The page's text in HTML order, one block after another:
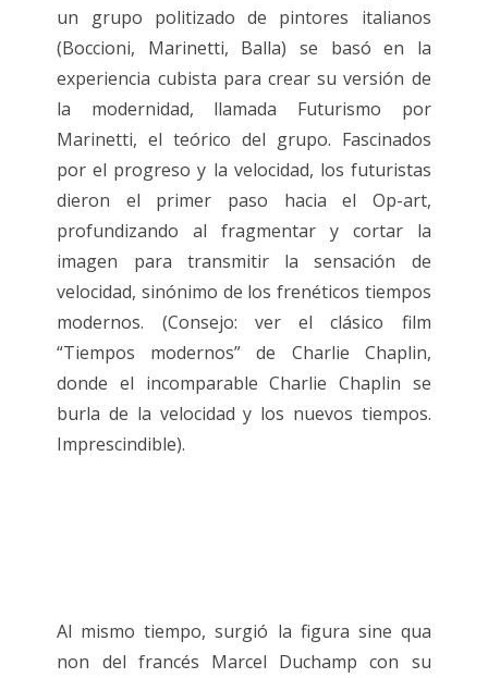
un grupo politizado de pintores italianos
(Boccioni, Marinetti, Balla) se basó en la
experiencia cubista para crear su versión de
la modernidad, llamada Futurismo por
Marinetti, el teórico del grupo. Fascinados
por el progreso y la velocidad, los futuristas
dieron el primer paso hacia el Op-art,
profundizando al fragmentar y cortar la
imagen para transmitir la sensación de
velocidad, sinónimo de los frenéticos tiempos
modernos. (Consejo: ver el clásico film
“Tiempos modernos” de Charlie Chaplin,
donde el incomparable Charlie Chaplin se
burla de la velocidad y los nuevos tiempos.
Imprescindible).
Al mismo tiempo, surgió la figura sine qua
non del francés Marcel Duchamp con su